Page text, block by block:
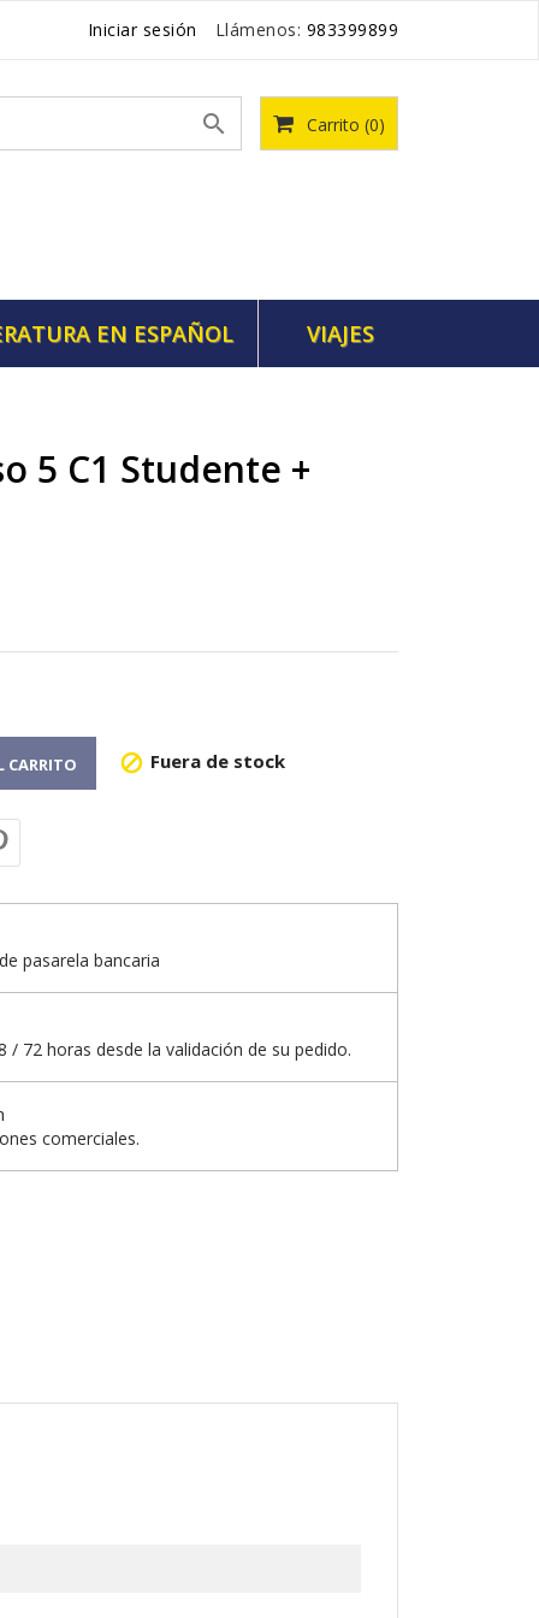
Iniciar sesión Llámenos: 983399899
Carrito (0)

EN ESPAÑOL VIAJES
5 C1 Studente +
CARRITO  Fuera de stock
pasarela bancaria
/ 72 horas desde la validación de su pedido.
comerciales.